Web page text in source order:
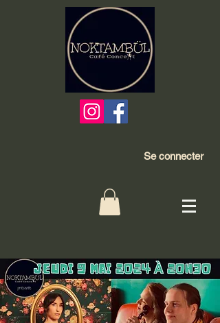
Se connecter